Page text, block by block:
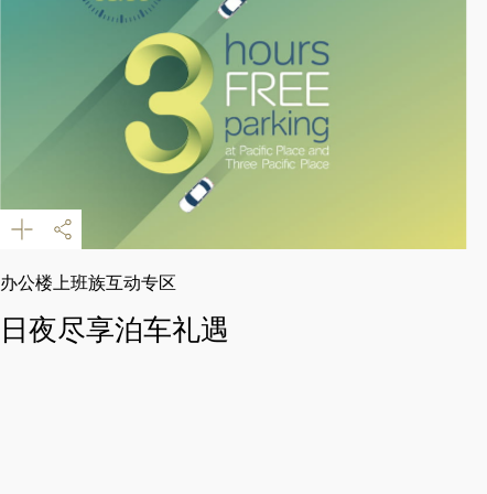
办公楼上班族互动专区
日夜尽享泊车礼遇